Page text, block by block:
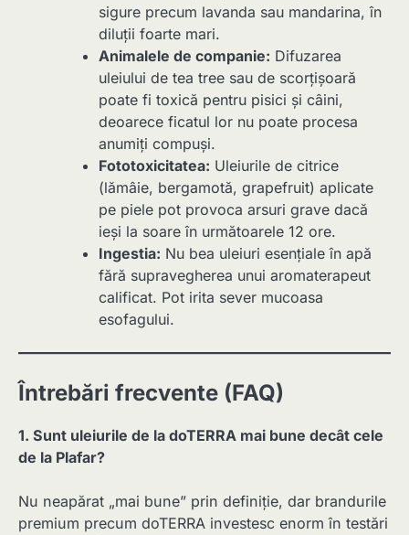
sigure precum lavanda sau mandarina, în
diluții foarte mari.
Animalele de companie: Difuzarea
uleiului de tea tree sau de scorțișoară
poate fi toxică pentru pisici și câini,
deoarece ficatul lor nu poate procesa
anumiți compuși.
Fototoxicitatea: Uleiurile de citrice
(lămâie, bergamotă, grapefruit) aplicate
pe piele pot provoca arsuri grave dacă
ieși la soare în următoarele 12 ore.
Ingestia: Nu bea uleiuri esențiale în apă
fără supravegherea unui aromaterapeut
calificat. Pot irita sever mucoasa
esofagului.
Întrebări frecvente (FAQ)
1. Sunt uleiurile de la doTERRA mai bune decât cele
de la Plafar?
Nu neapărat „mai bune” prin definiție, dar brandurile
premium precum doTERRA investesc enorm în testări